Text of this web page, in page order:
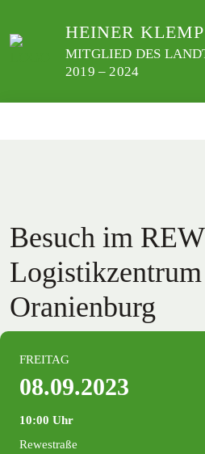
zum
HEINER KLEMP
MITGLIED DES
2019 – 2024
Besuch im
Logistikzentrum
Oranienburg
FREITAG
08.09.2023
10:00 Uhr
Rewestraße